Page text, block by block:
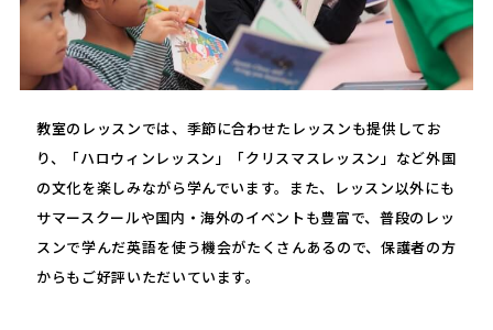
教室のレッスンでは、季節に合わせたレッスンも提供してお
り、「ハロウィンレッスン」「クリスマスレッスン」など外国
の文化を楽しみながら学んでいます。また、レッスン以外にも
サマースクールや国内・海外のイベントも豊富で、普段のレッ
スンで学んだ英語を使う機会がたくさんあるので、保護者の方
からもご好評いただいています。